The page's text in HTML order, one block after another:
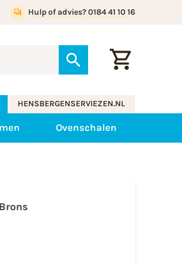
Hulp of advies? 0184 41 10 16
HENSBERGENSERVIEZEN.NL
Ovenschalen